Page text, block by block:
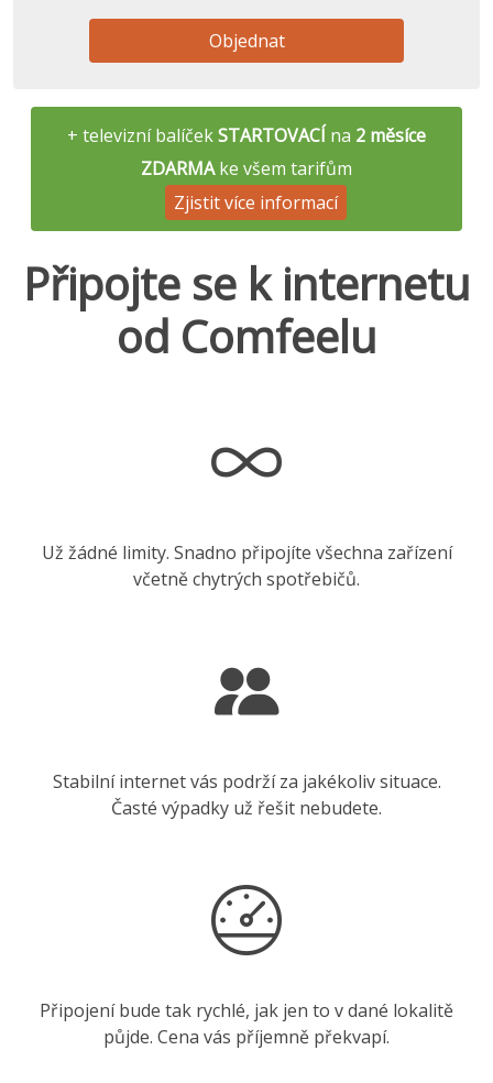
Objednat
+ televizní balíčekSTARTOVACÍ na 2 měsíce
ZDARMAke všem tarifům
Zjistit více informací
Připojte se k internetu
od Comfeelu
Už žádné limity. Snadno připojíte všechna zařízení
včetně chytrých spotřebičů.
Stabilní internet vás podrží za jakékoliv situace.
Časté výpadky už řešit nebudete.
Připojení bude tak rychlé, jak jen to v dané lokalitě
půjde. Cena vás příjemně překvapí.